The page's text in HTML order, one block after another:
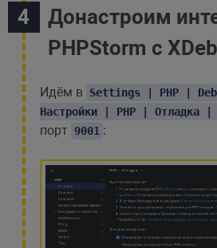
Донастроим
PHPStorm с
Идём в Settings | PHP |
Настройки | PHP | Отладка |
порт 9001 :